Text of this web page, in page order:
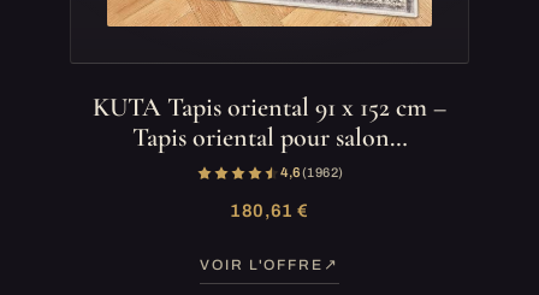
KUTA Tapis oriental 91 x 152 cm –
Tapis oriental pour salon…
4,6(1 962)
180,61 €
VOIR L'OFFRE